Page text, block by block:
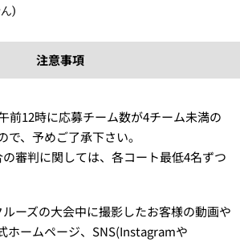
)
注意事項
前12時に応募チーム数が4チーム未満の
、予めご了承下さい。
審判に関しては、各コート最低4名ずつ
ルーズの大会中に撮影したお客様の動画や
ホームページ、SNS(Instagramや